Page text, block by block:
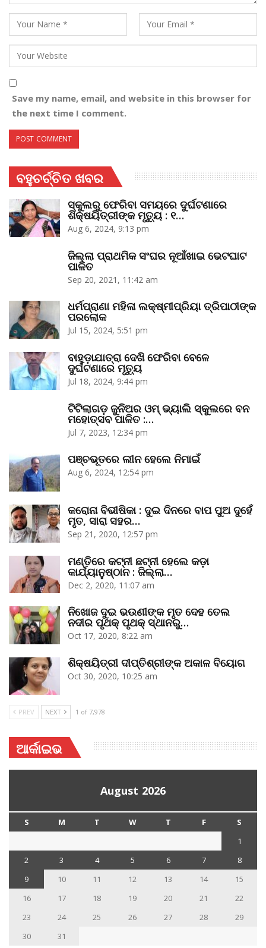
Save my name, email, and website in this browser for
the next time I comment.
ବହୁଚର୍ଚ୍ଚିତ ଖବର
ସ୍କୁଲରୁ ଫେରିବା ସମୟରେ ଦୁର୍ଘଟଣାରେ
ଶିକ୍ଷୟିତ୍ରୀଙ୍କ ମୃତ୍ୟୁ : ୧…
Aug 6, 2024, 9:13 pm
ଜିଲ୍ଲା ପ୍ରାଥମିକ ସଂଘର ନୂଆଁଖାଇ ଭେଟଘାଟ
ପାଳିତ
Sep 20, 2021, 11:42 am
ଧର୍ମପ୍ରାଣା ମହିଳା ଲକ୍ଷ୍ମୀପ୍ରିୟା ତ୍ରିପାଠୀଙ୍କ
ପରଲୋକ
Jul 15, 2024, 5:51 pm
ବାହୁଡ଼ାଯାତ୍ରା ଦେଖି ଫେରିବା ବେଳେ
ଦୁର୍ଘଟଣାରେ ମୃତ୍ୟୁ
Jul 18, 2024, 9:44 pm
ଟିଟିଲାଗଡ଼ ଜୁନିଅର ଓମ୍‌ ଭ୍ୟାଲି ସ୍କୁଲରେ ବନ
ମହୋତ୍ସବ ପାଳିତ :…
Jul 7, 2023, 12:34 pm
ପଞ୍ଚଭୂତରେ ଲୀନ ହେଲେ ନିମାଇଁ
Aug 6, 2024, 12:54 pm
କରୋନା ବିଭୀଷିକା : ଦୁଇ ଦିନରେ ବାପ ପୁଅ ଦୁହେଁ
ମୃତ, ସାରା ସହର…
Sep 21, 2020, 12:57 pm
ମଣ୍ତିରେ କଟ୍‌ନୀ ଛଟ୍‌ନୀ ହେଲେ କଡ଼ା
କାର୍ଯ୍ୟାନୁଷ୍ଠାନ : ଜିଲ୍ଲା…
Dec 2, 2020, 11:07 am
ନିଖୋଜ ଦୁଇ ଭଉଣୀଙ୍କ ମୃତ ଦେହ ତେଲ
ନଦୀର ପୃଥକ୍‌ ପୃଥକ୍‌ ସ୍ଥାନରୁ…
Oct 17, 2020, 8:22 am
ଶିକ୍ଷୟିତ୍ରୀ ଦୀପ୍ତିଶ୍ରୀଙ୍କ ଅକାଳ ବିୟୋଗ
Oct 30, 2020, 10:25 am
PREV NEXT 1 of 7,978
ଆର୍କାଇଭ
August 2026
S M T W T F
S
1
2
3 4 5 6 7
8
9
10 11 12 13 14
15
16
17 18 19 20 21
22
23
24 25 26 27 28
29
30
31